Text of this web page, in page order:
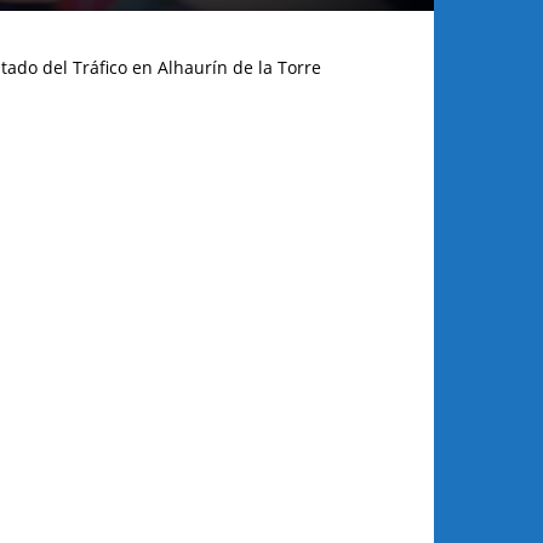
del Tráfico en Alhaurín de la Torre